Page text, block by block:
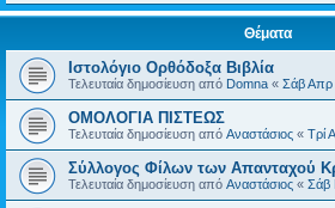
Θέματα
Ιστολόγιο Ορθόδοξα Βιβλία
Τελευταία δημοσίευση από Domna « Σάβ Απρ
ΟΜΟΛΟΓΙΑ ΠΙΣΤΕΩΣ
Τελευταία δημοσίευση από Αναστάσιος « Τρί
Σύλλογος Φίλων των Απανταχού
Τελευταία δημοσίευση από Αναστάσιος « Σάβ